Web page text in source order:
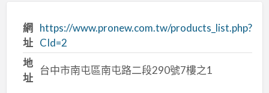
網
址
https://www.pronew.com.tw/products_list.php?
CId=2
地
址
台中市南屯區南屯路二段290號7樓之1